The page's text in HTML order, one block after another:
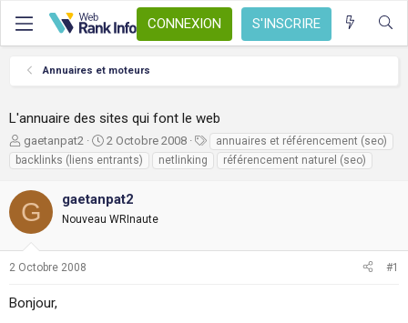
CONNEXION S'INSCRIRE
Annuaires et moteurs
L'annuaire des sites qui font le web
A
u
t
e
u
r
d
l
d
gaetanpat2
D
a
t
d
e
é
2 Octobre 2008
a
g
annuaires et référencement (seo)
backlinks (liens entrants)
netlinking référencement naturel (seo)
G gaetanpat2
Nouveau WRInaute
2 Octobre 2008 #1
Bonjour,